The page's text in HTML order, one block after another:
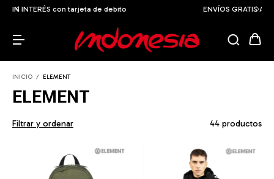
ENVÍOS GRATIS A TODO EL PAÍS a partir de los $159.999
INICIO / ELEMENT
ELEMENT
Filtrar y ordenar 44 productos